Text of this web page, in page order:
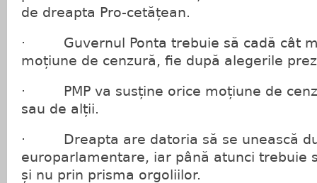
de dreapta Pro-cetățean.
· Guvernul Ponta trebuie să cadă cât
moțiune de cenzură, fie după alegerile
· PMP va susține orice moțiune de
sau de alții.
· Dreapta are datoria să se unească
europarlamentare, iar până atunci trebuie
și nu prin prisma orgoliilor.